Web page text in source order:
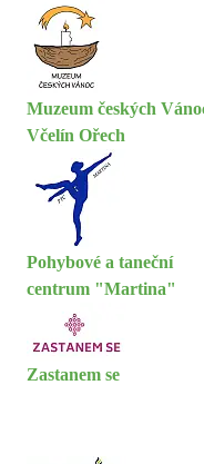
Muzeum českých
Včelín Ořech
Pohybové a taneční
centrum "Martina"
Zastanem se